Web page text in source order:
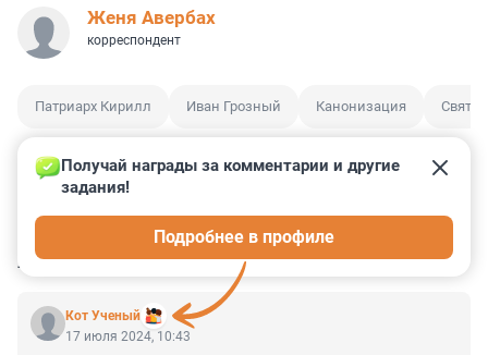
Женя Авербах
корреспондент
Патриарх Кирилл Иван Грозный Канонизация
КОММЕНТАРИИ 30
Кот Ученый
Получай награды за комментарии и другие
задания!
Подробнее в профиле
17 июля 2024, 10:43